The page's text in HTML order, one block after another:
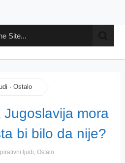
· Ostalo
mora
bi bilo da nije?
ljudi, Ostalo